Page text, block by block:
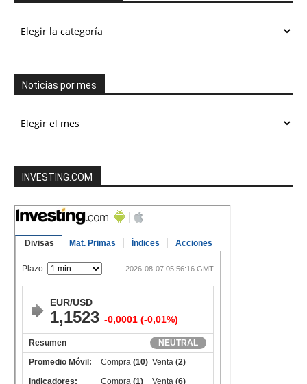
Todas
las
Noticias por mes
Noticias
por
INVESTING.COM